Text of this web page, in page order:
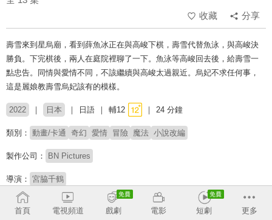
收藏
分享
壽雪來到星烏廟，看到薛魚冰正在與高峻下棋，壽雪代替魚泳，與高峻決
勝負。下完棋後，兩人在庭院裡聊了一下。魚泳等高峻回去後，給壽雪一
點忠告。同情與愛情不同，不該繼續與高峻太過親近。烏妃不求任何事，
這是麗娘教壽雪烏妃該有的模樣。
2022 日本 日語 輔12 24 分鐘
類別： 動畫/卡通 奇幻 愛情 冒險 魔法 小說改編
製作公司： BN Pictures
導演： 宮脇千鶴
配音： 水中雅章 八代拓 高野麻里佳 島崎信長 岡本信彥
平田真菜 上田麗奈
首頁 電視頻道 戲劇 電影 短劇 更多